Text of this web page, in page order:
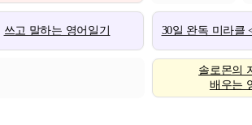
쓰고 말하는 영어일기 30일 완독 미라클
솔로몬의
배우는